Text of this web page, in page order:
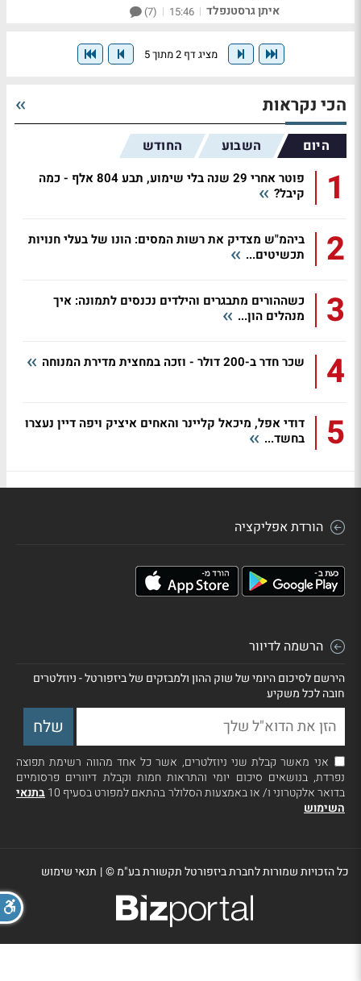
איתן גרסטנפלד |
15:46
|
(7)
מציג דף 2 מתוך 5
הכי נקראות
היום השבוע החודש
1
פוטר אחרי 29 שנה בלי שימוע, תבע 804 אלף - כמה
קיבל?
2
ביהמ"ש מצדיק את רשות המסים: הונו של בעלי חנויות
תכשיטים...
3
כשההורים מתבגרים והילדים נכנסים לתמונה: איך
מנהלים הון...
4 שכר חדר ב-200 דולר - וזכה במחצית מדירת המנוחה
5
דודי אפל, מיכאל קליינר והאחים איציק ויפה דיין נעצרו
בחשד...
הורדת אפליקציה
הרשמה לדיוור
הירשם לסיכום היומי של שוק ההון ולמבזקים של ביזפורטל - ניוזלטרים
חובה לכל משקיע
אני מאשר קבלת שני ניוזלטרים, אשר כל אחד מהווה רשימת תפוצה
נפרדת, בנושאים סיכום יומי והתראות חמות וקבלת דיוורים פרסומיים
בדואר אלקטרוני ו/ או באמצעות הסלולר בהתאם למפורט בסעיף 10
בתנאי
השימוש
כל הזכויות שמורות לחברת ביזפורטל תקשורת בע"מ ©| תנאי שימוש